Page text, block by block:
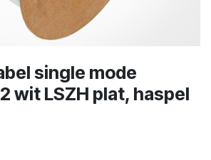
single mode
wit LSZH plat, haspel